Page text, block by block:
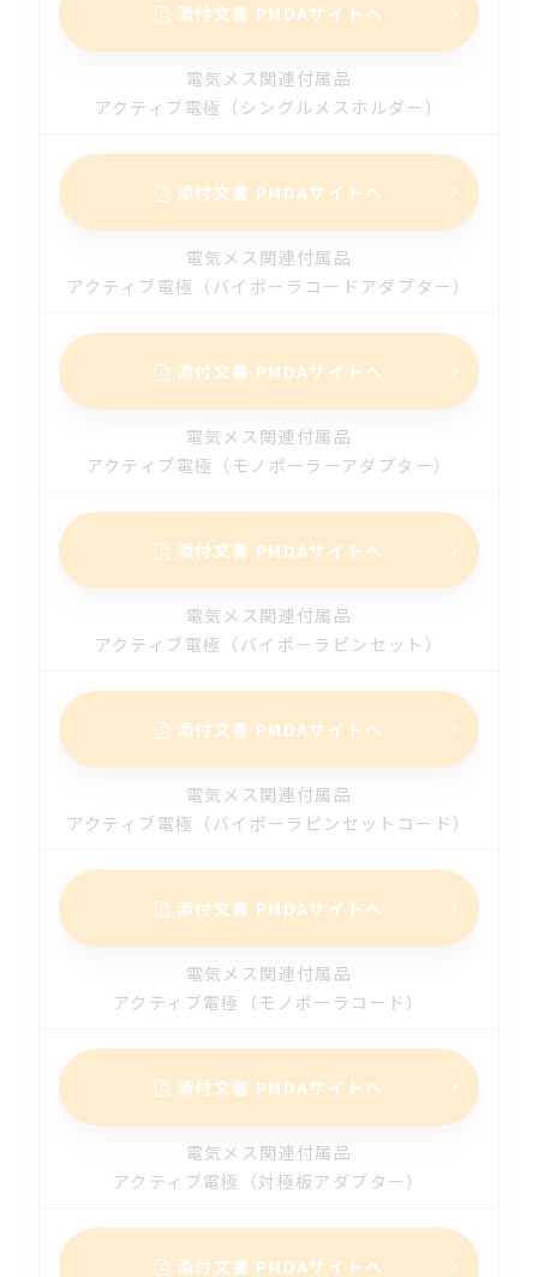
2025.06.27
【新規】A7 麻酔システム（第1版）
【改訂】アダサーキット ＮＨ（第2版）
2025.06.26
【改訂】ＯＰＩ ＯＰＣＡＢ プロシージャーシステム（第
2025.06.26
【改訂】ＯＰＩユニバーサルアーム（第3版）
2025.06.10
【改訂】コラートＢＰ センサーバルーン Ｐ２（第9版）
【新規】ファストラ（第1版）
2025.04.30
【改訂】メラ小型熱交換器（第3版）
【改訂】体外循環用カニューレ フレックスメイト（ベント
カニューレ）（第3版）
【改訂】 メラ遠心ポンプＴＰＣ（第3版）
2024.11.15
【改訂】メラ遠心ポンプ ＮＳＨ－Ｒ（第4版）
【改訂】メラ遠心ポンプ（第4版）
2024.10.25
【改訂】NSHヘパリン化カニューレ（経皮的挿入用カニュ
ーレ）（第5版）
ブロー）（第3版）
添付文書 PMDAサイトへ
電気メス関連付属品
アクティブ電極（シングルメスホルダー）
添付文書 PMDAサイトへ
電気メス関連付属品
アクティブ電極（バイポーラコードアダプター）
添付文書 PMDAサイトへ
電気メス関連付属品
アクティブ電極（モノポーラーアダプター）
添付文書 PMDAサイトへ
電気メス関連付属品
アクティブ電極（バイポーラピンセット）
添付文書 PMDAサイトへ
電気メス関連付属品
アクティブ電極（バイポーラピンセットコード）
添付文書 PMDAサイトへ
電気メス関連付属品
アクティブ電極（モノポーラコード）
添付文書 PMDAサイトへ
電気メス関連付属品
アクティブ電極（対極板アダプター）
添付文書 PMDAサイトへ